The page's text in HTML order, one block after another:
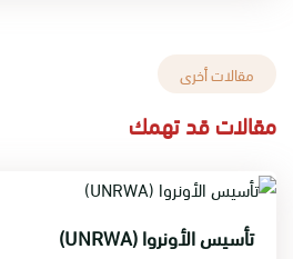
مقالات أخرى
مقالات قد تهمك
تأسيس الأونروا (UNRWA)